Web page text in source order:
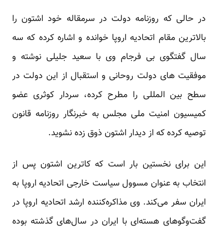
در حالی که روزنامه دولت در سرمقاله خود اشتون را
بالاترین مقام اتحادیه اروپا خوانده و اشاره کرده که سه
سال گفتگوی بی فرجام وی با سعید جلیلی نوشته و
موفقیت های دولت روحانی و استقبال از این دولت در
سطح بین المللی را مطرح کرده، سردار کوثری عضو
کمیسیون امنیت ملی مجلس به خبرنگار روزنامه قانون
توصیه کرده که از دیدار اشتون ذوق زده نشوید.
این برای نخستین بار است که کاترین اشتون پس از
انتخاب به عنوان مسوول سیاست خارجی اتحادیه اروپا به
ایران سفر می‌کند. وی مذاکره‌کننده ارشد اتحادیه اروپا در
گفت‌‌وگوهای هسته‌ای با ایران در سال‌های گذشته بوده